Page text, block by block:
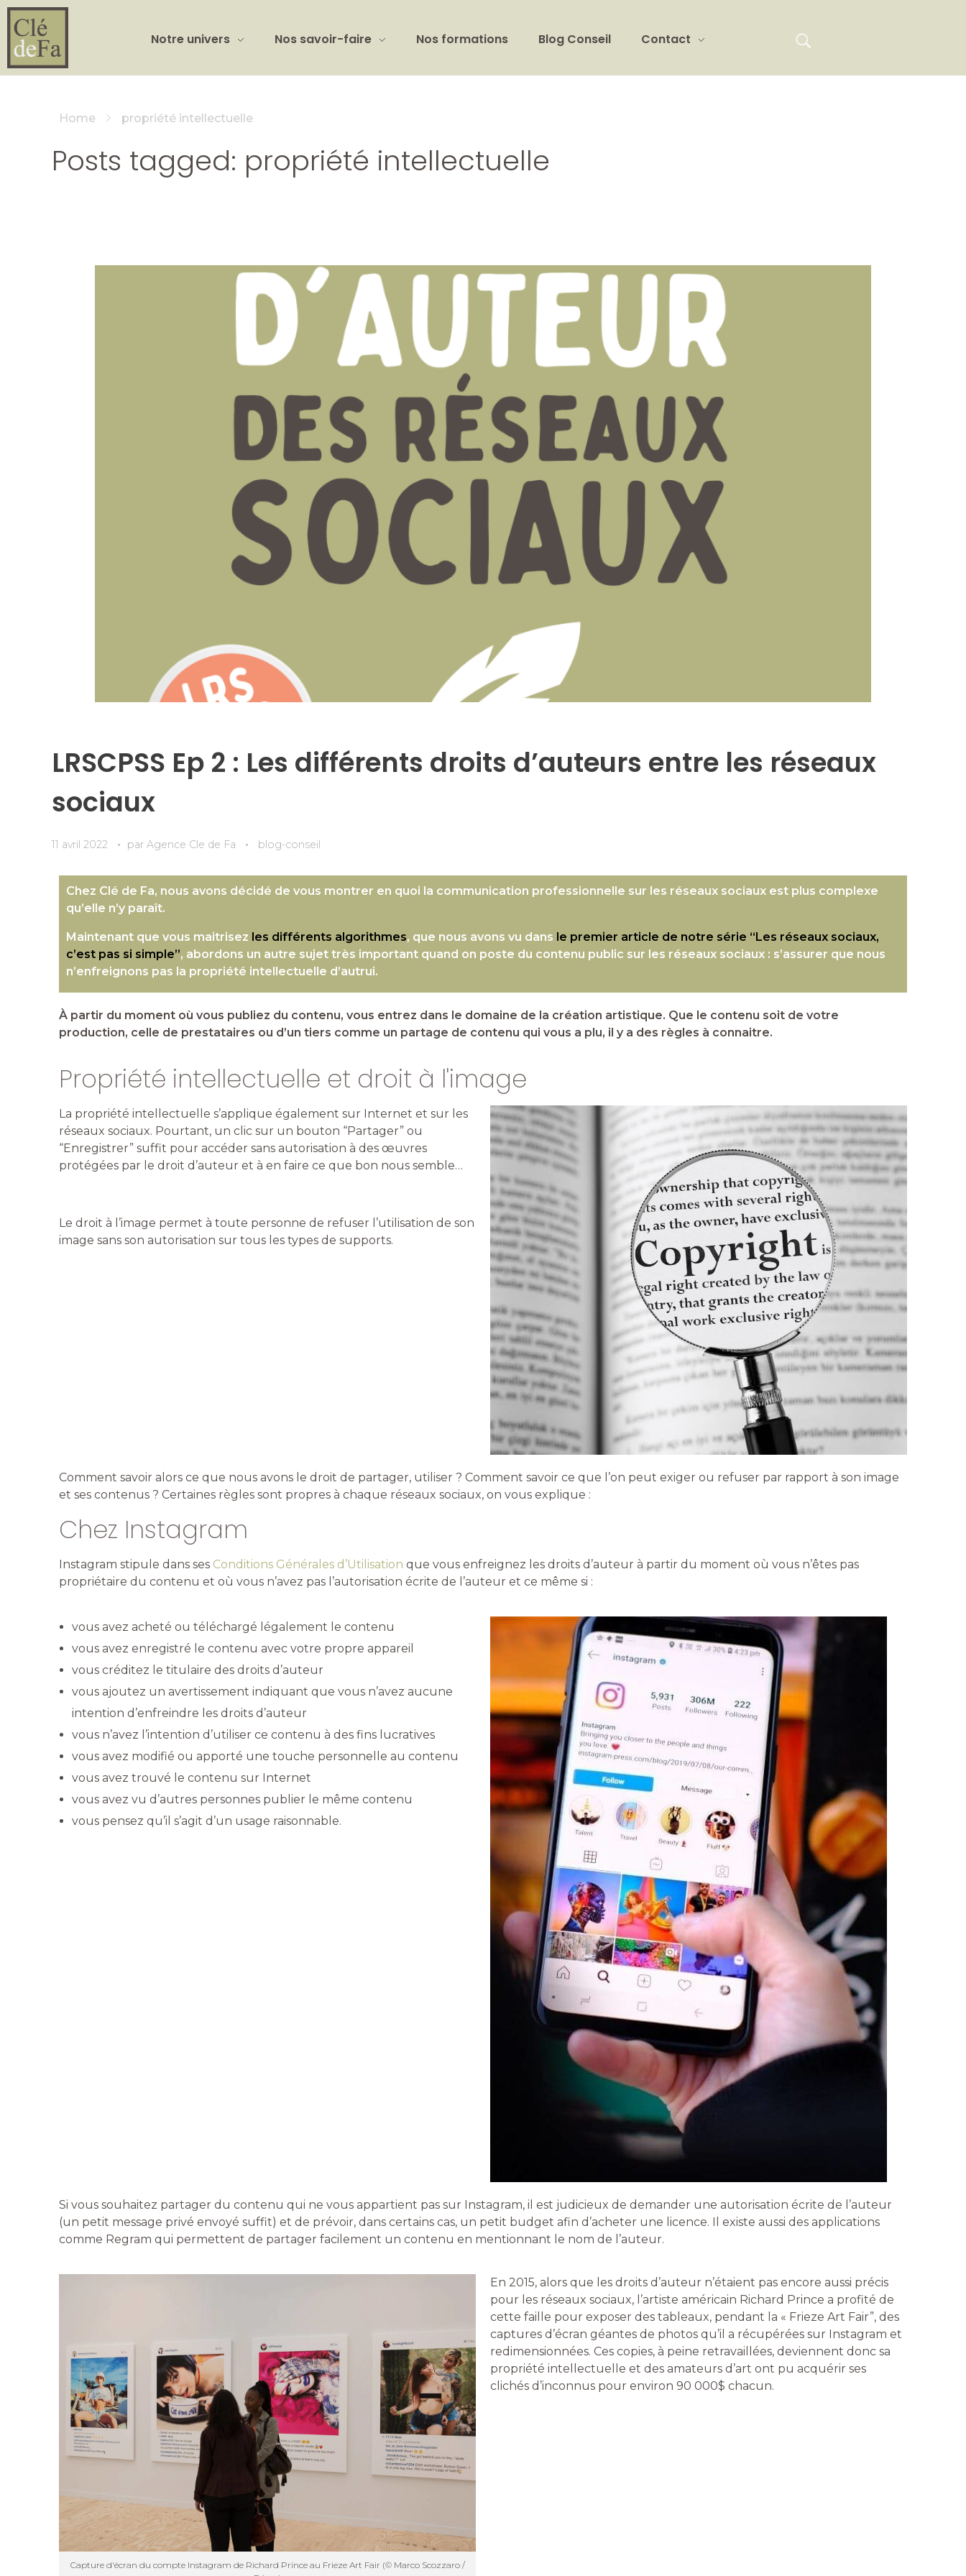
Notre univers Nos savoir-faire Nos formations Blog Conseil Contact
Home propriété intellectuelle
Posts tagged: propriété intellectuelle
LRSCPSS Ep 2 : Les différents droits d’auteurs entre les réseaux
sociaux
11 avril 2022 par Agence Cle de Fa blog-conseil
Chez Clé de Fa, nous avons décidé de vous montrer en quoi la communication professionnelle sur les réseaux sociaux est plus complexe
qu’elle n’y paraît.
Maintenant que vous maitrisez les différents algorithmes, que nous avons vu dans le premier article de notre série “Les réseaux sociaux,
c’est pas si simple”, abordons un autre sujet très important quand on poste du contenu public sur les réseaux sociaux : s’assurer que nous
n’enfreignons pas la propriété intellectuelle d’autrui.
À partir du moment où vous publiez du contenu, vous entrez dans le domaine de la création artistique. Que le contenu soit de votre
production, celle de prestataires ou d’un tiers comme un partage de contenu qui vous a plu, il y a des règles à connaitre.
Propriété intellectuelle et droit à l'image
La propriété intellectuelle s’applique également sur Internet et sur les
réseaux sociaux. Pourtant, un clic sur un bouton “Partager” ou
“Enregistrer” suffit pour accéder sans autorisation à des œuvres
protégées par le droit d’auteur et à en faire ce que bon nous semble…
Le droit à l’image permet à toute personne de refuser l’utilisation de son
image sans son autorisation sur tous les types de supports.
Comment savoir alors ce que nous avons le droit de partager, utiliser ? Comment savoir ce que l’on peut exiger ou refuser par rapport à son image
et ses contenus ? Certaines règles sont propres à chaque réseaux sociaux, on vous explique :
Chez Instagram
Instagram stipule dans ses Conditions Générales d’Utilisation que vous enfreignez les droits d’auteur à partir du moment où vous n’êtes pas
propriétaire du contenu et où vous n’avez pas l’autorisation écrite de l’auteur et ce même si :
vous avez acheté ou téléchargé légalement le contenu
vous avez enregistré le contenu avec votre propre appareil
vous créditez le titulaire des droits d’auteur
vous ajoutez un avertissement indiquant que vous n’avez aucune
intention d’enfreindre les droits d’auteur
vous n’avez l’intention d’utiliser ce contenu à des fins lucratives
vous avez modifié ou apporté une touche personnelle au contenu
vous avez trouvé le contenu sur Internet
vous avez vu d’autres personnes publier le même contenu
vous pensez qu’il s’agit d’un usage raisonnable.
Si vous souhaitez partager du contenu qui ne vous appartient pas sur Instagram, il est judicieux de demander une autorisation écrite de l’auteur
(un petit message privé envoyé suffit) et de prévoir, dans certains cas, un petit budget afin d’acheter une licence. Il existe aussi des applications
comme Regram qui permettent de partager facilement un contenu en mentionnant le nom de l’auteur.
Capture d'écran du compte Instagram de Richard Prince au Frieze Art Fair (© Marco Scozzaro /
En 2015, alors que les droits d’auteur n’étaient pas encore aussi précis
pour les réseaux sociaux, l’artiste américain Richard Prince a profité de
cette faille pour exposer des tableaux, pendant la « Frieze Art Fair”, des
captures d’écran géantes de photos qu’il a récupérées sur Instagram et
redimensionnées. Ces copies, à peine retravaillées, deviennent donc sa
propriété intellectuelle et des amateurs d’art ont pu acquérir ses
clichés d’inconnus pour environ 90 000$ chacun.